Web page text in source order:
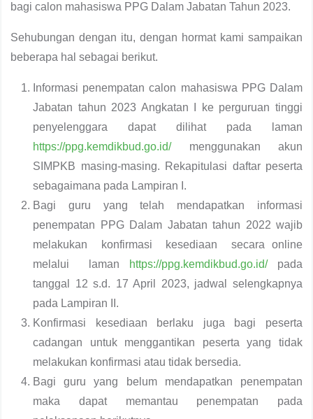
bagi calon mahasiswa PPG Dalam Jabatan Tahun 2023.
Sehubungan dengan itu, dengan hormat kami sampaikan
beberapa hal sebagai berikut.
Informasi penempatan calon mahasiswa PPG Dalam
Jabatan tahun 2023 Angkatan I ke perguruan tinggi
penyelenggara dapat dilihat pada laman
https://ppg.kemdikbud.go.id/menggunakan akun
SIMPKB masing-masing. Rekapitulasi daftar peserta
sebagaimana pada Lampiran I.
Bagi guru yang telah mendapatkan informasi
penempatan PPG Dalam Jabatan tahun 2022 wajib
melakukan konfirmasi kesediaan secara online
melalui laman
https://ppg.kemdikbud.go.id/
pada
tanggal 12 s.d. 17 April 2023, jadwal selengkapnya
pada Lampiran II.
Konfirmasi kesediaan berlaku juga bagi peserta
cadangan untuk menggantikan peserta yang tidak
melakukan konfirmasi atau tidak bersedia.
Bagi guru yang belum mendapatkan penempatan
maka dapat memantau penempatan pada